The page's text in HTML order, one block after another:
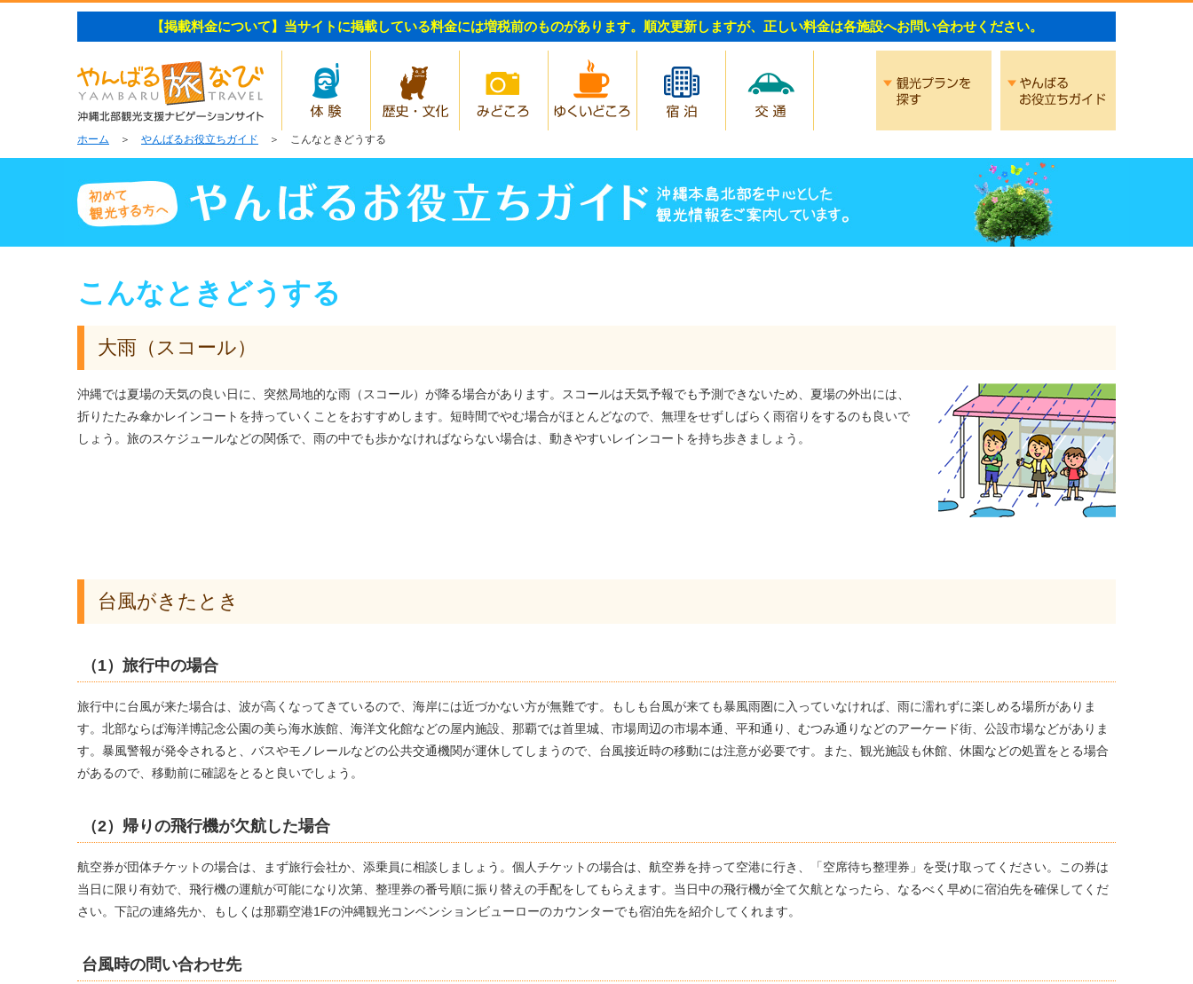
【掲載料金について】当サイトに掲載している料金には増税前のものがあります。順次更新しますが、正しい料金は各施設へお問い合わせください。
みどころ
ホーム ＞ やんばるお役立ちガイド ＞ こんなときどうする
こんなときどうする
大雨（スコール）
沖縄では夏場の天気の良い日に、突然局地的な雨（スコール）が降る場合があります。スコールは天気予報でも予測できないため、夏場の外出には、
折りたたみ傘かレインコートを持っていくことをおすすめします。短時間でやむ場合がほとんどなので、無理をせずしばらく雨宿りをするのも良いで
しょう。旅のスケジュールなどの関係で、雨の中でも歩かなければならない場合は、動きやすいレインコートを持ち歩きましょう。
台風がきたとき
（1）旅行中の場合
旅行中に台風が来た場合は、波が高くなってきているので、海岸には近づかない方が無難です。もしも台風が来ても暴風雨圏に入っていなければ、雨に濡れずに楽しめる場所がありま
す。北部ならば海洋博記念公園の美ら海水族館、海洋文化館などの屋内施設、那覇では首里城、市場周辺の市場本通、平和通り、むつみ通りなどのアーケード街、公設市場などがありま
す。暴風警報が発令されると、バスやモノレールなどの公共交通機関が運休してしまうので、台風接近時の移動には注意が必要です。また、観光施設も休館、休園などの処置をとる場合
があるので、移動前に確認をとると良いでしょう。
（2）帰りの飛行機が欠航した場合
航空券が団体チケットの場合は、まず旅行会社か、添乗員に相談しましょう。個人チケットの場合は、航空券を持って空港に行き、「空席待ち整理券」を受け取ってください。この券は
当日に限り有効で、飛行機の運航が可能になり次第、整理券の番号順に振り替えの手配をしてもらえます。当日中の飛行機が全て欠航となったら、なるべく早めに宿泊先を確保してくだ
さい。下記の連絡先か、もしくは那覇空港1Fの沖縄観光コンベンションビューローのカウンターでも宿泊先を紹介してくれます。
台風時の問い合わせ先